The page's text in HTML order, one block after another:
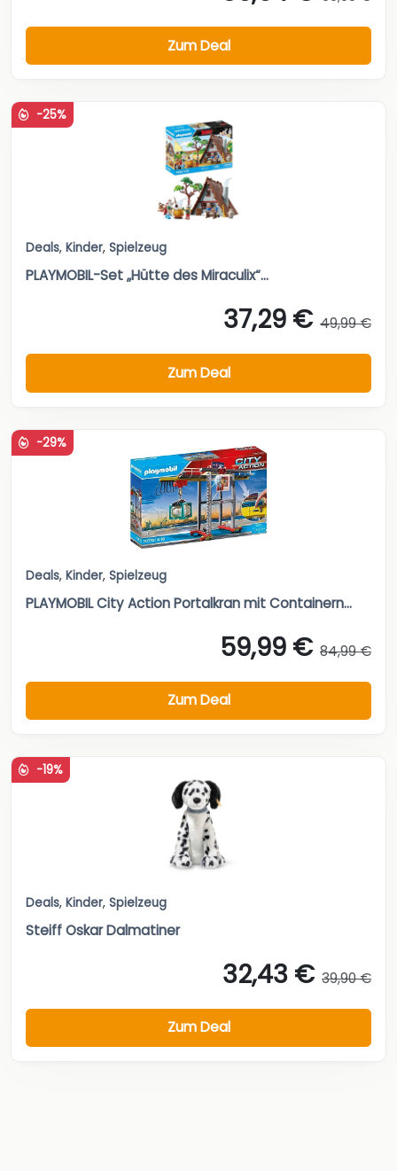
Zum Deal
-25%
Deals, Kinder, Spielzeug
PLAYMOBIL-Set „Hütte des Miraculix“...
37,29 € 49,99 €
Zum Deal
-29%
Deals, Kinder, Spielzeug
PLAYMOBIL City Action Portalkran mit Containern...
59,99 € 84,99 €
Zum Deal
-19%
Deals, Kinder, Spielzeug
Steiff Oskar Dalmatiner
32,43 € 39,90 €
Zum Deal